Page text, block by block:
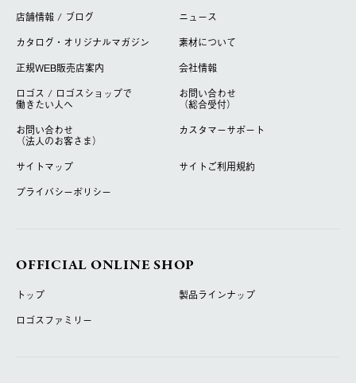
店舗情報 / ブログ
ニュース
カタログ・オリジナルマガジン
素材について
正規WEB販売店案内
会社情報
ロゴス / ロゴスショップで
働きたい人へ
お問い合わせ
（総合受付）
お問い合わせ
（法人のお客さま）
カスタマーサポート
サイトマップ
サイトご利用規約
プライバシーポリシー
OFFICIAL ONLINE SHOP
トップ
製品ラインナップ
ロゴスファミリー